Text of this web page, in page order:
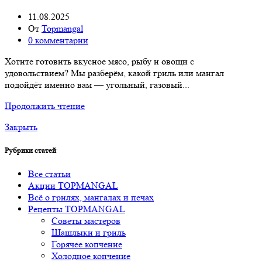
11.08.2025
От Topmangal
0 комментарии
Хотите готовить вкусное мясо, рыбу и овощи с
удовольствием? Мы разберём, какой гриль или мангал
подойдёт именно вам — угольный, газовый...
Продолжить чтение
Закрыть
Рубрики статей
Все статьи
Акции TOPMANGAL
Всё о грилях, мангалах и печах
Рецепты TOPMANGAL
Советы мастеров
Шашлыки и гриль
Горячее копчение
Холодное копчение